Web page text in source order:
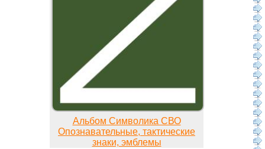
Альбом Символика СВО
Опознавательные, тактические
знаки, эмблемы